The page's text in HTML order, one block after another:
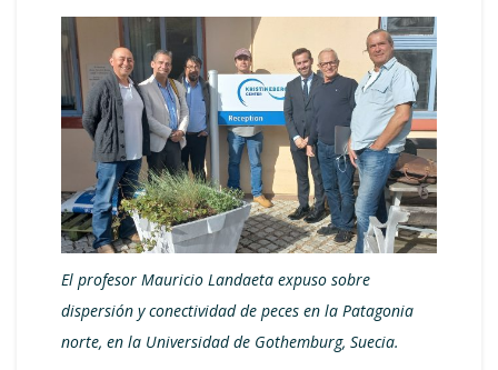
El profesor Mauricio Landaeta expuso sobre
dispersión y conectividad de peces en la Patagonia
norte, en la Universidad de Gothemburg, Suecia.